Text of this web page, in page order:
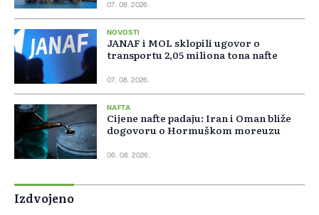
07. 08. 2026.
NOVOSTI
JANAF i MOL sklopili ugovor o
transportu 2,05 miliona tona nafte
07. 08. 2026.
NAFTA
Cijene nafte padaju: Iran i Oman bliže
dogovoru o Hormuškom moreuzu
06. 08. 2026.
Izdvojeno